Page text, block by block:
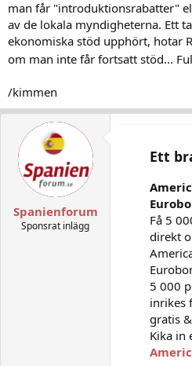
man får "introduktionsrabatter"
av de lokala myndigheterna. Ett
ekonomiska stöd upphört, hotar
om man inte får fortsatt stöd...
/kimmen
Spanienforum
Sponsrat inlägg
Ett
Få 5
direkt
5 000
inrikes
gratis
Kika in